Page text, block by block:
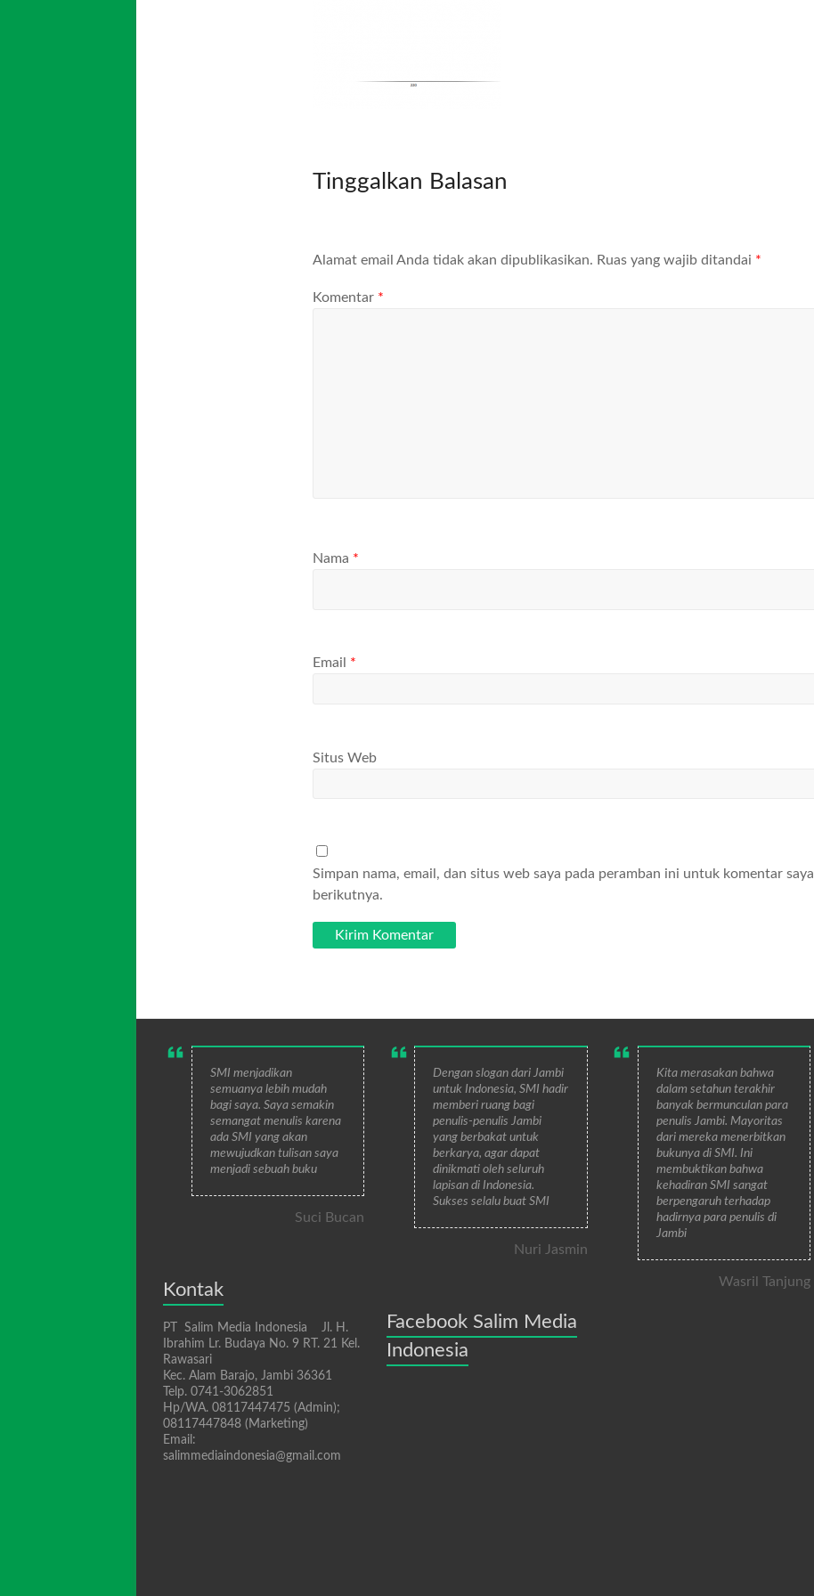
Tinggalkan Balasan
Alamat email Anda tidak akan dipublikasikan. Ruas yang wajib ditandai *
Komentar *
Nama *
Email *
Situs Web
Simpan nama, email, dan situs web saya pada peramban ini untuk komentar saya
berikutnya.
SMI menjadikan
semuanya lebih mudah
bagi saya. Saya semakin
semangat menulis karena
ada SMI yang akan
mewujudkan tulisan saya
menjadi sebuah buku
Suci Bucan
Kontak
PT Salim Media Indonesia Jl. H.
Ibrahim Lr. Budaya No. 9 RT. 21 Kel.
Rawasari
Kec. Alam Barajo, Jambi 36361
Telp. 0741-3062851
Hp/WA. 08117447475 (Admin);
08117447848 (Marketing)
Email:
salimmediaindonesia@gmail.com
Dengan slogan dari Jambi
untuk Indonesia, SMI hadir
memberi ruang bagi
penulis-penulis Jambi
yang berbakat untuk
berkarya, agar dapat
dinikmati oleh seluruh
lapisan di Indonesia.
Sukses selalu buat SMI
Nuri Jasmin
Facebook Salim Media
Indonesia
Kita merasakan bahwa
dalam setahun terakhir
banyak bermunculan para
penulis Jambi. Mayoritas
dari mereka menerbitkan
bukunya di SMI. Ini
membuktikan bahwa
kehadiran SMI sangat
berpengaruh terhadap
hadirnya para penulis di
Jambi
Wasril Tanjung